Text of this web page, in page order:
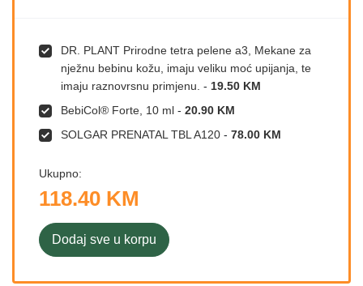
DR. PLANT Prirodne tetra pelene a3, Mekane za
nježnu bebinu kožu, imaju veliku moć upijanja, te
imaju raznovrsnu primjenu. - 19.50 KM
BebiCol® Forte, 10 ml - 20.90 KM
SOLGAR PRENATAL TBL A120 - 78.00 KM
Ukupno:
118.40 KM
Dodaj sve u korpu